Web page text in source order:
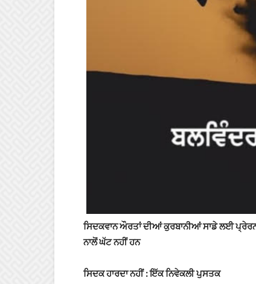
ਸਿਦਕਵਾਨ ਔਰਤਾਂ ਦੀਆਂ ਕੁਰਬਾਨੀਆਂ ਸਾਡੇ ਲਈ
ਨਾਲੋਂ ਘੱਟ ਨਹੀਂ ਹਨ
ਸਿਦਕ ਹਾਰਦਾ ਨਹੀਂ : ਇੱਕ ਨਿਵੇਕਲੀ ਪੁਸਤਕ